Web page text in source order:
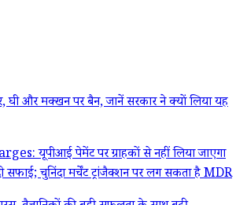
घी और मक्खन पर बैन, जानें सरकार ने क्यों लिया यह
यूपीआई पेमेंट पर ग्राहकों से नहीं लिया जाएगा
चुनिंदा मर्चेंट ट्रांजैक्शन पर लग सकता है MDR